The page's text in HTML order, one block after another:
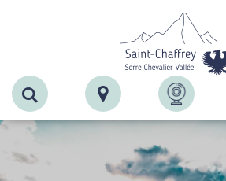
Recherche